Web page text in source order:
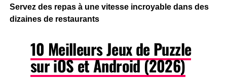
Servez des repas à une vitesse incroyable dans des
dizaines de restaurants
10 Meilleurs Jeux de Puzzle
sur iOS et Android (2026)